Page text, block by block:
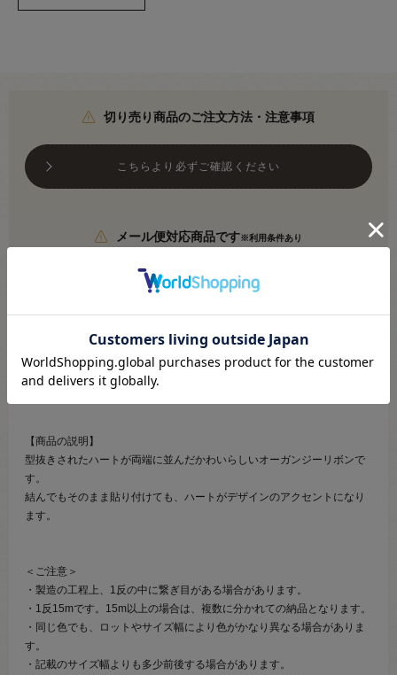
切り売り商品のご注文方法・注意事項
こちらより必ずご確認ください
メール便対応商品です※利用条件あり
こちらより必ずご確認ください
●素材：ポリエステル100％
●日本製
【商品の説明】
型抜きされたハートが両端に並んだかわいらしいオーガンジーリボンで
す。
結んでもそのまま貼り付けても、ハートがデザインのアクセントになり
ます。
＜ご注意＞
・製造の工程上、1反の中に繋ぎ目がある場合があります。
・1反15mです。15m以上の場合は、複数に分かれての納品となります。
・同じ色でも、ロットやサイズ幅により色がかなり異なる場合がありま
す。
・記載のサイズ幅よりも多少前後する場合があります。